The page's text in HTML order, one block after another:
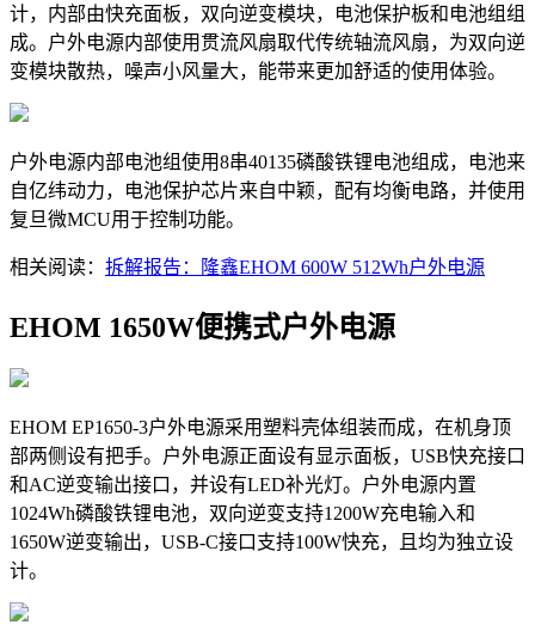
计，内部由快充面板，双向逆变模块，电池保护板和电池组组
成。户外电源内部使用贯流风扇取代传统轴流风扇，为双向逆
变模块散热，噪声小风量大，能带来更加舒适的使用体验。
户外电源内部电池组使用8串40135磷酸铁锂电池组成，电池来
自亿纬动力，电池保护芯片来自中颖，配有均衡电路，并使用
复旦微MCU用于控制功能。
相关阅读： 拆解报告：隆鑫EHOM 600W 512Wh户外电源
EHOM 1650W便携式户外电源
EHOM EP1650-3户外电源采用塑料壳体组装而成，在机身顶
部两侧设有把手。户外电源正面设有显示面板，USB快充接口
和AC逆变输出接口，并设有LED补光灯。户外电源内置
1024Wh磷酸铁锂电池，双向逆变支持1200W充电输入和
1650W逆变输出，USB-C接口支持100W快充，且均为独立设
计。